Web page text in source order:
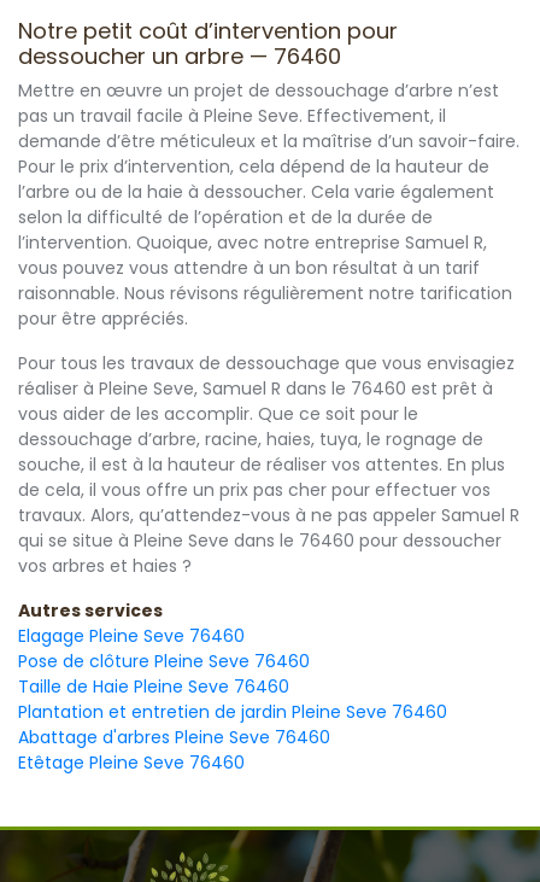
Notre petit coût d’intervention pour
dessoucher un arbre — 76460
Mettre en œuvre un projet de dessouchage d’arbre n’est
pas un travail facile à Pleine Seve. Effectivement, il
demande d’être méticuleux et la maîtrise d’un savoir-faire.
Pour le prix d’intervention, cela dépend de la hauteur de
l’arbre ou de la haie à dessoucher. Cela varie également
selon la difficulté de l’opération et de la durée de
l’intervention. Quoique, avec notre entreprise Samuel R,
vous pouvez vous attendre à un bon résultat à un tarif
raisonnable. Nous révisons régulièrement notre tarification
pour être appréciés.
Pour tous les travaux de dessouchage que vous envisagiez
réaliser à Pleine Seve, Samuel R dans le 76460 est prêt à
vous aider de les accomplir. Que ce soit pour le
dessouchage d’arbre, racine, haies, tuya, le rognage de
souche, il est à la hauteur de réaliser vos attentes. En plus
de cela, il vous offre un prix pas cher pour effectuer vos
travaux. Alors, qu’attendez-vous à ne pas appeler Samuel R
qui se situe à Pleine Seve dans le 76460 pour dessoucher
vos arbres et haies ?
Autres services
Elagage Pleine Seve 76460
Pose de clôture Pleine Seve 76460
Taille de Haie Pleine Seve 76460
Plantation et entretien de jardin Pleine Seve 76460
Abattage d'arbres Pleine Seve 76460
Etêtage Pleine Seve 76460